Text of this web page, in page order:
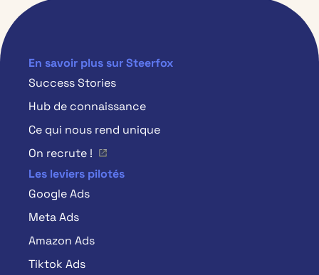
En savoir plus sur Steerfox
Success Stories
Hub de connaissance
Ce qui nous rend unique
On recrute !
Les leviers pilotés
Google Ads
Meta Ads
Amazon Ads
Tiktok Ads